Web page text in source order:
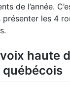
de l’année.
les 4
haute
québécois